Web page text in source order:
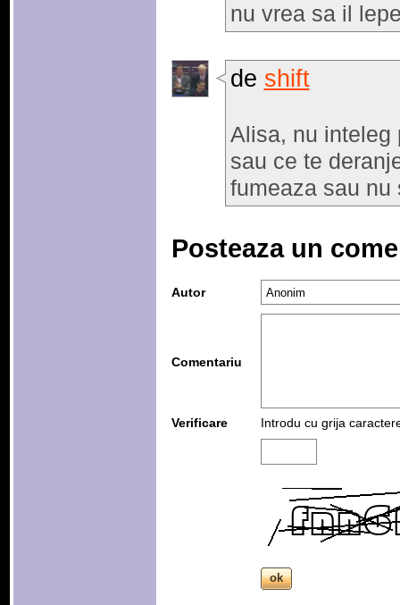
nu vrea sa il
de shift
Alisa, nu inteleg
sau ce te
fumeaza sau nu
Posteaza un
Autor
Comentariu
Verificare Introdu cu grija